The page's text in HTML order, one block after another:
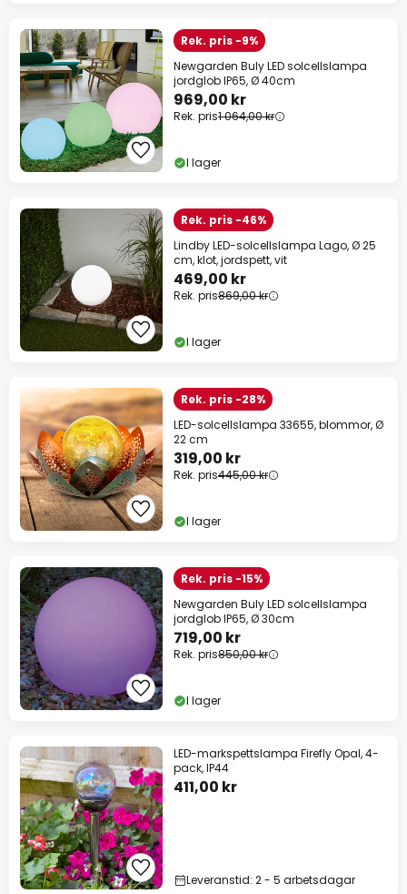
Rek. pris -9%
Newgarden Buly LED solcellslampa
jordglob IP65, Ø 40cm
969,00 kr
Rek. pris1 064,00 kr
I lager
Rek. pris -46%
Lindby LED-solcellslampa Lago, Ø 25
cm, klot, jordspett, vit
469,00 kr
Rek. pris869,00 kr
I lager
Rek. pris -28%
LED-solcellslampa 33655, blommor, Ø
22 cm
319,00 kr
Rek. pris445,00 kr
I lager
Rek. pris -15%
Newgarden Buly LED solcellslampa
jordglob IP65, Ø 30cm
719,00 kr
Rek. pris850,00 kr
I lager
LED-markspettslampa Firefly Opal, 4-
pack, IP44
411,00 kr
Leveranstid: 2 - 5 arbetsdagar